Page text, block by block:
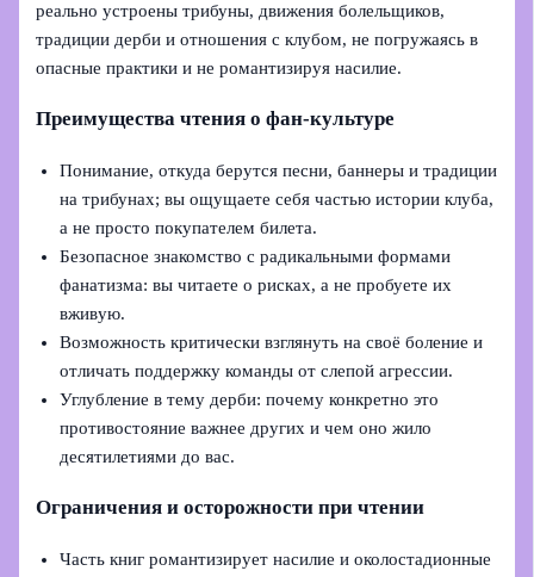
реально устроены трибуны, движения болельщиков,
традиции дерби и отношения с клубом, не погружаясь в
опасные практики и не романтизируя насилие.
Преимущества чтения о фан-культуре
Понимание, откуда берутся песни, баннеры и традиции
на трибунах; вы ощущаете себя частью истории клуба,
а не просто покупателем билета.
Безопасное знакомство с радикальными формами
фанатизма: вы читаете о рисках, а не пробуете их
вживую.
Возможность критически взглянуть на своё боление и
отличать поддержку команды от слепой агрессии.
Углубление в тему дерби: почему конкретно это
противостояние важнее других и чем оно жило
десятилетиями до вас.
Ограничения и осторожности при чтении
Часть книг романтизирует насилие и околостадионные